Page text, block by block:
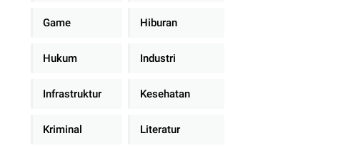
Game Hiburan
Hukum Industri
Infrastruktur Kesehatan
Kriminal Literatur